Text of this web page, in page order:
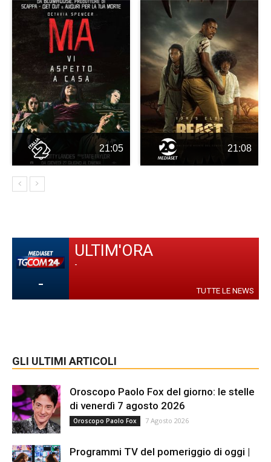
21:05 21:08
-
ULTIM'ORA
-
TUTTE LE NEWS
GLI ULTIMI ARTICOLI
Oroscopo Paolo Fox del giorno: le stelle
di venerdì 7 agosto 2026
Oroscopo Paolo Fox 7 Agosto 2026
Programmi TV del pomeriggio di oggi |